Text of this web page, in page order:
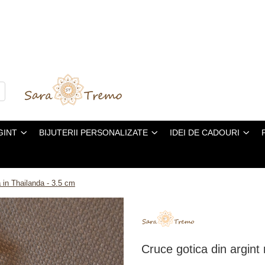
BIJUTERII PERSONALIZATE IDEI DE CADOURI
Thailanda - 3.5 cm
Cruce gotica din